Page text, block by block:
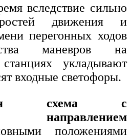
вследствие сильно
движения и
перегонных ходов
маневров на
укладывают
входные светофоры.
схема с
направлением
положениями